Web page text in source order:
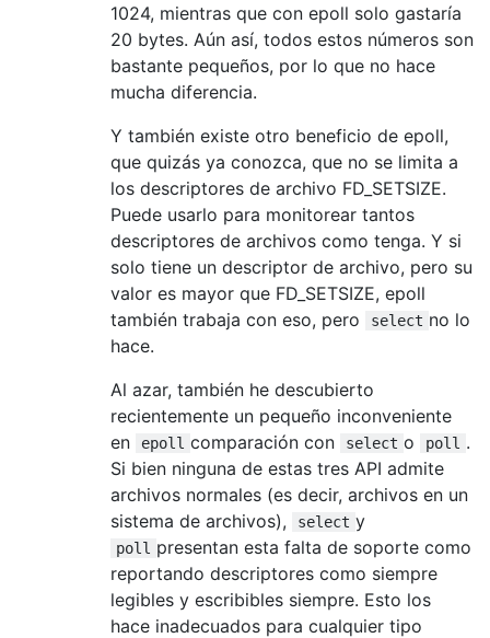
1024, mientras que con epoll solo gastaría
20 bytes. Aún así, todos estos números son
bastante pequeños, por lo que no hace
mucha diferencia.
Y también existe otro beneficio de epoll,
que quizás ya conozca, que no se limita a
los descriptores de archivo FD_SETSIZE.
Puede usarlo para monitorear tantos
descriptores de archivos como tenga. Y si
solo tiene un descriptor de archivo, pero su
valor es mayor que FD_SETSIZE, epoll
también trabaja con eso, pero
select no lo
hace.
Al azar, también he descubierto
recientemente un pequeño inconveniente
en
epoll comparación con select o poll .
Si bien ninguna de estas tres API admite
archivos normales (es decir, archivos en un
sistema de archivos),
select y
poll presentan esta falta de soporte como
reportando descriptores como siempre
legibles y escribibles siempre. Esto los
hace inadecuados para cualquier tipo